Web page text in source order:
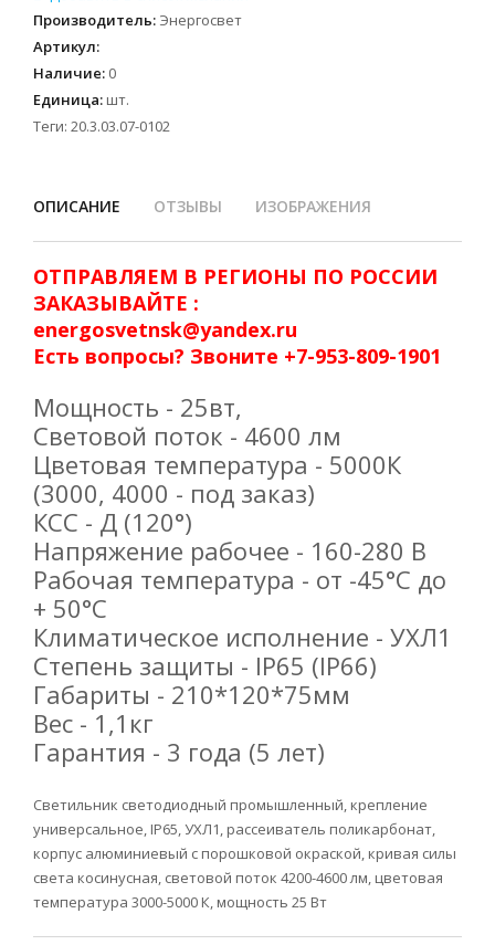
Производитель: Энергосвет
Артикул:
Наличие: 0
Единица: шт.
Теги: 20.3.03.07-0102
ОПИСАНИЕ ОТЗЫВЫ ИЗОБРАЖЕНИЯ
ОТПРАВЛЯЕМ В РЕГИОНЫ ПО РОССИИ
ЗАКАЗЫВАЙТЕ :
energosvetnsk@yandex.ru
Есть вопросы? Звоните +7-953-809-1901
Мощность - 25вт,
Световой поток - 4600 лм
Цветовая температура - 5000К
(3000, 4000 - под заказ)
КСС - Д (120°)
Напряжение рабочее - 160-280 В
Рабочая температура - от -45°С до
+ 50°С
Климатическое исполнение - УХЛ1
Степень защиты - IP65 (IP66)
Габариты - 210*120*75мм
Вес - 1,1кг
Гарантия - 3 года (5 лет)
Светильник светодиодный промышленный, крепление
универсальное, IP65, УХЛ1, рассеиватель поликарбонат,
корпус алюминиевый с порошковой окраской, кривая силы
света косинусная, световой поток 4200-4600 лм, цветовая
температура 3000-5000 К, мощность 25 Вт